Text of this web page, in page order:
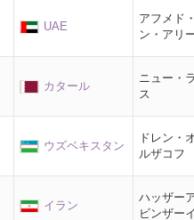
UAE
アフメド
ン・アリ
カタール
ニュー・
ス
ウズベキスタン
ドレン・
ルザコフ
イラン
ハッザー
ビンザー